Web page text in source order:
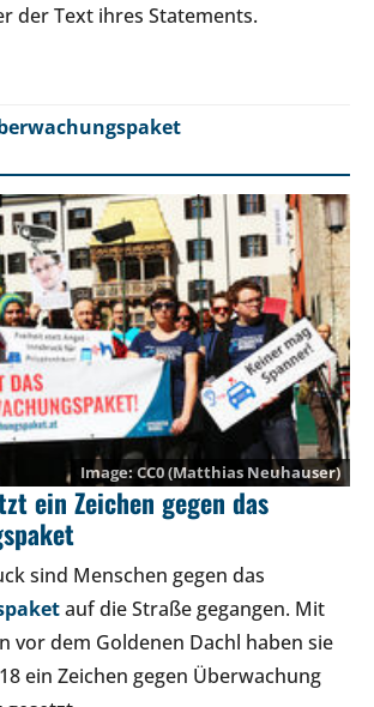
der Text ihres Statements.
CC0(Matthias Neuhauser)
ein Zeichen gegen das
sind Menschen gegen das
auf die Straße gegangen. Mit
vor dem Goldenen Dachl haben sie
ein Zeichen gegen Überwachung